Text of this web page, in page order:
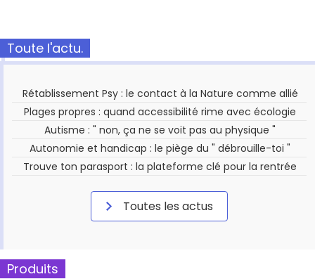
Toute l'actu.
Rétablissement Psy : le contact à la Nature comme allié
Plages propres : quand accessibilité rime avec écologie
Autisme : " non, ça ne se voit pas au physique "
Autonomie et handicap : le piège du " débrouille-toi "
Trouve ton parasport : la plateforme clé pour la rentrée
Toutes les actus
Produits